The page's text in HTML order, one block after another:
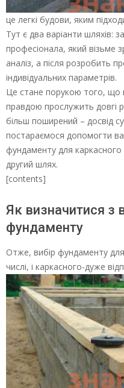
це легкі будови, яким
Тут є два варіанти шляхів:
професіонала, який візьме
аналіз, а після розробить
індивідуальних параметрів.
Це стане порукою того, що
правдою прослужить довгі
більш поширений – досвід
постараємося допомогти
фундаменту для
другий шлях.
[contents]
Як визначитися з
фундаменту
Отже, вибір фундаменту
числі, і каркасного-дуже